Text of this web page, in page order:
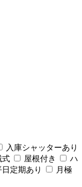
入庫シャッターあり
式 屋根付き
ハ
日定期あり
月極